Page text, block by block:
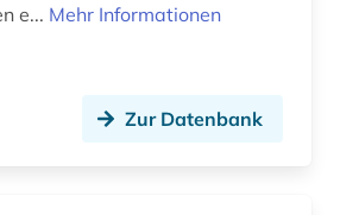
e... Mehr Informationen
Zur Datenbank